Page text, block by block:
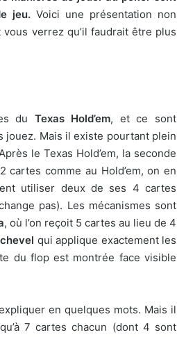
jeu.Voici une présentation non
verrez qu’il faudrait être plus
du Texas Hold’em, et ce sont
jouez. Mais il existe pourtant plein
le Texas Hold’em, la seconde
cartes comme au Hold’em, on en
utiliser deux de ses 4 cartes
pas). Les mécanismes sont
, où l’on reçoit 5 cartes au lieu de 4
qui applique exactement les
du flop est montrée face visible
en quelques mots. Mais il
7 cartes chacun (dont 4 sont